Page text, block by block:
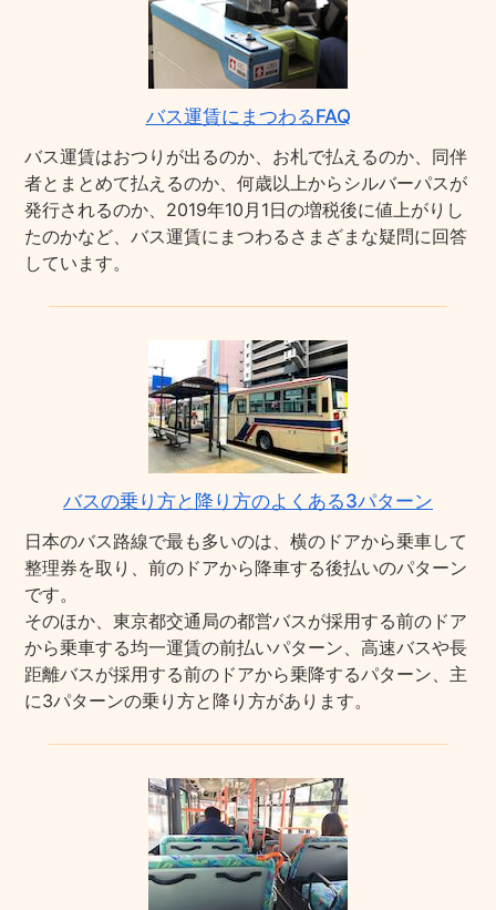
バス運賃にまつわるFAQ
バス運賃はおつりが出るのか、お札で払えるのか、同伴
者とまとめて払えるのか、何歳以上からシルバーパスが
発行されるのか、2019年10月1日の増税後に値上がりし
たのかなど、バス運賃にまつわるさまざまな疑問に回答
しています。
バスの乗り方と降り方のよくある3パターン
日本のバス路線で最も多いのは、横のドアから乗車して
整理券を取り、前のドアから降車する後払いのパターン
です。
そのほか、東京都交通局の都営バスが採用する前のドア
から乗車する均一運賃の前払いパターン、高速バスや長
距離バスが採用する前のドアから乗降するパターン、主
に3パターンの乗り方と降り方があります。